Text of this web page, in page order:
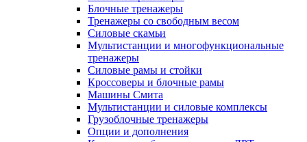
Блочные тренажеры
Тренажеры со свободным весом
Силовые скамьи
Мультистанции и многофункциональные
тренажеры
Силовые рамы и стойки
Кроссоверы и блочные рамы
Машины Смита
Мультистанции и силовые комплексы
Грузоблочные тренажеры
Опции и дополнения